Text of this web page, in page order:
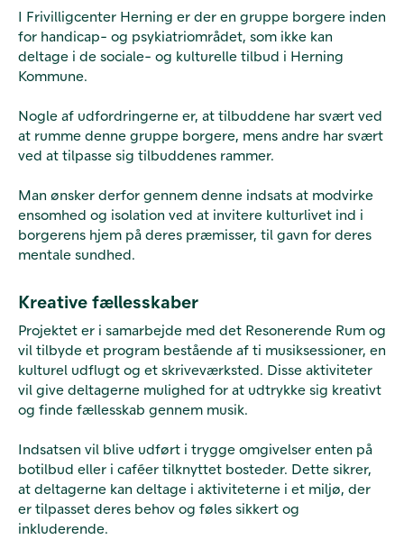
I Frivilligcenter Herning er der en gruppe borgere inden
for handicap- og psykiatriområdet, som ikke kan
deltage i de sociale- og kulturelle tilbud i Herning
Kommune.
Nogle af udfordringerne er, at tilbuddene har svært ved
at rumme denne gruppe borgere, mens andre har svært
ved at tilpasse sig tilbuddenes rammer.
Man ønsker derfor gennem denne indsats at modvirke
ensomhed og isolation ved at invitere kulturlivet ind i
borgerens hjem på deres præmisser, til gavn for deres
mentale sundhed.
Kreative fællesskaber
Projektet er i samarbejde med det Resonerende Rum og
vil tilbyde et program bestående af ti musiksessioner, en
kulturel udflugt og et skriveværksted. Disse aktiviteter
vil give deltagerne mulighed for at udtrykke sig kreativt
og finde fællesskab gennem musik.
Indsatsen vil blive udført i trygge omgivelser enten på
botilbud eller i caféer tilknyttet bosteder. Dette sikrer,
at deltagerne kan deltage i aktiviteterne i et miljø, der
er tilpasset deres behov og føles sikkert og
inkluderende.